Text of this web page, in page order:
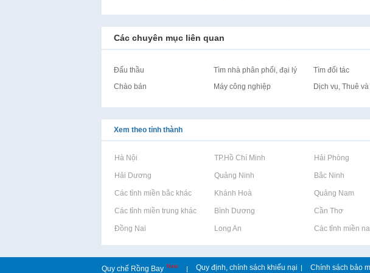
Các chuyên mục liên quan
Đấu thầu Tìm nhà phân phối, đại lý Tìm đối tác
Chào bán
Máy công nghiệp Dịch vụ, Thuê
Xem theo tỉnh thành
Rao vặt tại Hà Nội Rao vặt tại TP.Hồ Chí Minh Rao vặt tại Hải Phòng
Rao vặt tại Hải Dương Rao vặt tại Quảng Ninh Rao vặt tại Bắc Ninh
Rao vặt tại Các tỉnh miền bắc khácRao vặt tại Khánh Hoà Rao vặt tại Quảng Nam
Rao vặt tại Các tỉnh miền trung khácRao vặt tại Bình Dương Rao vặt tại Cần Thơ
Rao vặt tại Đồng Nai Rao vặt tại Long An Rao vặt tại Các tỉnh miền
Quy chế Rồng Bay New | Quy định, chính sách khiếu nại | Chính sách bảo